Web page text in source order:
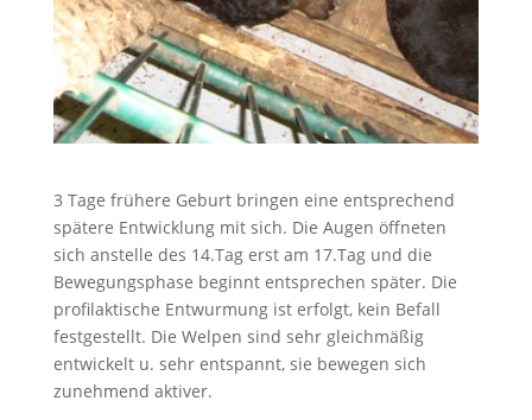
3 Tage frühere Geburt bringen eine entsprechend
spätere Entwicklung mit sich. Die Augen öffneten
sich anstelle des 14.Tag erst am 17.Tag und die
Bewegungsphase beginnt entsprechen später. Die
profilaktische Entwurmung ist erfolgt, kein Befall
festgestellt. Die Welpen sind sehr gleichmäßig
entwickelt u. sehr entspannt, sie bewegen sich
zunehmend aktiver.